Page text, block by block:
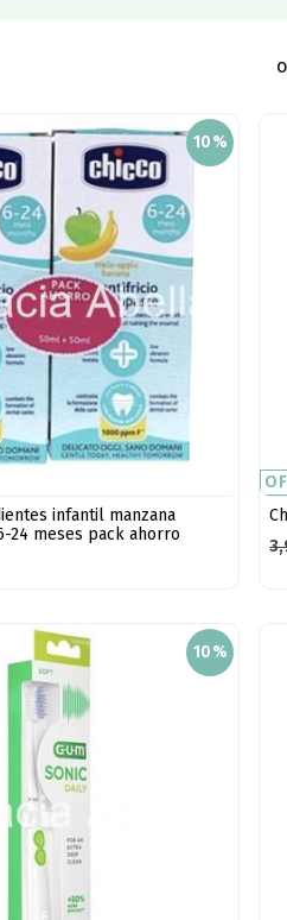
10%
infantil manzana
24 meses pack ahorro
10%